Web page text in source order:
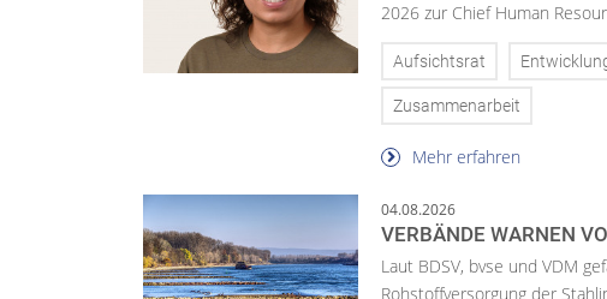
2026 zur Chief Human
Aufsichtsrat
Zusammenarbeit
Mehr erfahren
04.08.2026
VERBÄNDE WARNEN
Laut BDSV, bvse und VDM
Rohstoffversorgung der